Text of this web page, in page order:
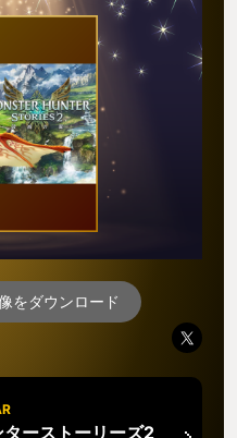
をダウンロード
ーストーリーズ2